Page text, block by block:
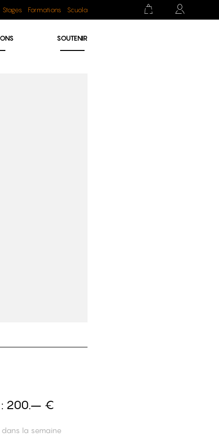
Stages Formations Scuola
SOUTENIR
200.– €
dans la semaine